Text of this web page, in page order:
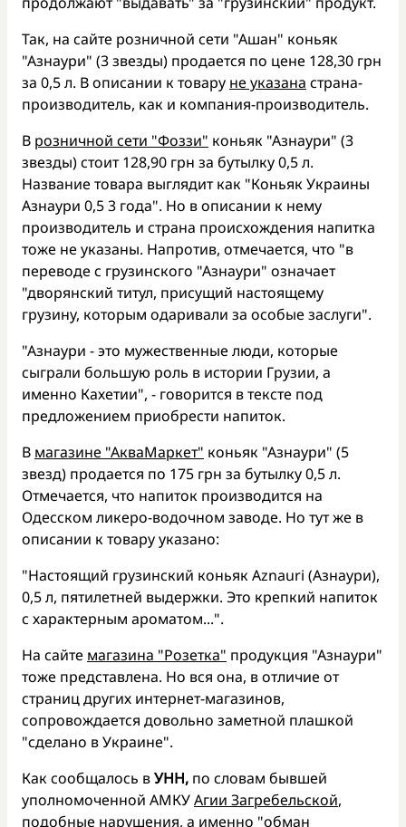
Так, на сайте розничной сети "Ашан" коньяк
"Азнаури" (3 звезды) продается по цене 128,30 грн
за 0,5 л. В описании к товару не указана страна-
производитель, как и компания-производитель.
В розничной сети "Фоззи" коньяк "Азнаури" (3
звезды) стоит 128,90 грн за бутылку 0,5 л.
Название товара выглядит как "Коньяк Украины
Азнаури 0,5 3 года". Но в описании к нему
производитель и страна происхождения напитка
тоже не указаны. Напротив, отмечается, что "в
переводе с грузинского "Азнаури" означает
"дворянский титул, присущий настоящему
грузину, которым одаривали за особые заслуги".
"Азнаури - это мужественные люди, которые
сыграли большую роль в истории Грузии, а
именно Кахетии", - говорится в тексте под
предложением приобрести напиток.
В магазине "АкваМаркет" коньяк "Азнаури" (5
звезд) продается по 175 грн за бутылку 0,5 л.
Отмечается, что напиток производится на
Одесском ликеро-водочном заводе. Но тут же в
описании к товару указано:
"Настоящий грузинский коньяк Aznauri (Азнаури),
0,5 л, пятилетней выдержки. Это крепкий напиток
с характерным ароматом...".
На сайте магазина "Розетка" продукция "Азнаури"
тоже представлена. Но вся она, в отличие от
страниц других интернет-магазинов,
сопровождается довольно заметной плашкой
"сделано в Украине".
Как сообщалось вУНН, по словам бывшей
уполномоченной АМКУАгии Загребельской,
подобные нарушения, а именно "обман